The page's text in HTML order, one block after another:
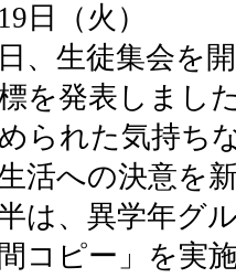
日（火）
、生徒集会を
を発表しまし
られた気持ち
活への決意を
は、異学年グ
間コピー」を実